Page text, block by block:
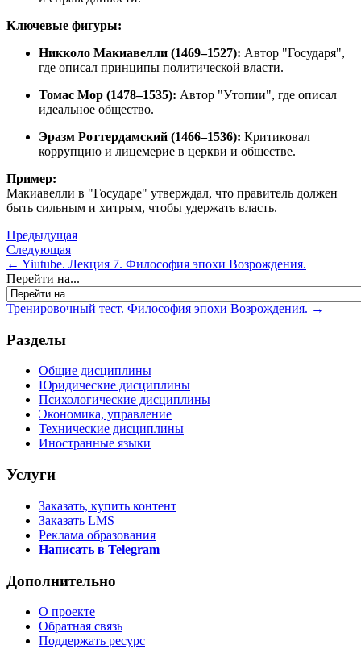
Ключевые фигуры:
Никколо Макиавелли (1469–1527): Автор "Государя",
где описал принципы политической власти.
Томас Мор (1478–1535): Автор "Утопии", где описал
идеальное общество.
Эразм Роттердамский (1466–1536): Критиковал
коррупцию и лицемерие в церкви и обществе.
Пример:
Макиавелли в "Государе" утверждал, что правитель должен
быть сильным и хитрым, чтобы удержать власть.
Предыдущая
Следующая
← Yiutube. Лекция 7. Философия эпохи Возрождения.
Перейти на...
Тренировочный тест. Философия эпохи Возрождения. →
Разделы
Общие дисциплины
Юридические дисциплины
Психологические дисциплины
Экономика, управление
Технические дисциплины
Иностранные языки
Услуги
Заказать, купить контент
Заказать LMS
Реклама образования
Написать в Telegram
Дополнительно
О проекте
Обратная связь
Поддержать ресурс